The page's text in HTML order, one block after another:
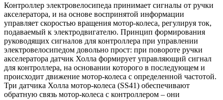
Контроллер электровелосипеда принимает сигналы от ручки
акселератора, и на основе воспринятой информации
управляет скоростью вращения мотор-колеса, регулируя ток,
подаваемый к электродвигателю. Принцип формирования
руководящих сигналов для контроллера при управлении
электровелосипедом довольно прост: при повороте ручки
акселератора датчик Холла формирует управляющий сигнал
для контроллера, на основании которого в последующем и
происходит движение мотор-колеса с определенной частотой.
Три датчика Холла мотор-колеса (SS41) обеспечивают
обратную связь мотор-колеса с контроллером – они